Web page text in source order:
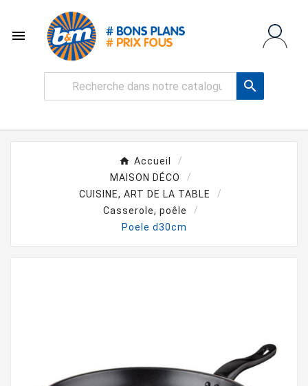


Accueil
MAISON DÉCO
CUISINE, ART DE LA TABLE
Casserole, poêle
Poele d30cm